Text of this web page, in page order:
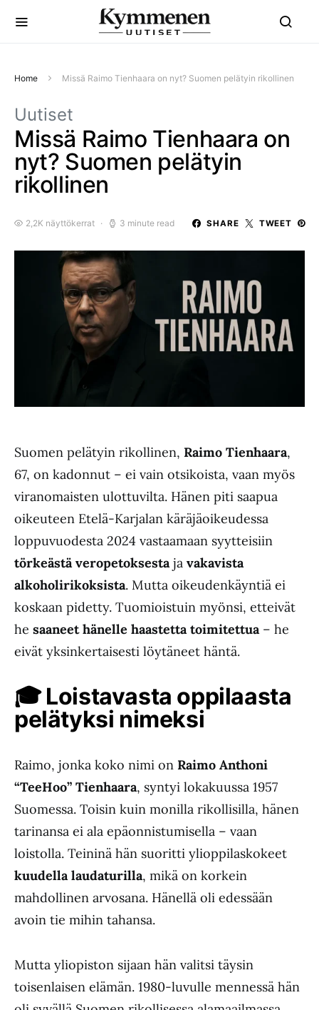
Home Missä Raimo Tienhaara on nyt? Suomen pelätyin rikollinen
Uutiset
Missä Raimo Tienhaara on
nyt? Suomen pelätyin
rikollinen
2,2K näyttökerrat 3 minute read SHARE TWEET
Suomen pelätyin rikollinen, Raimo Tienhaara,
67, on kadonnut – ei vain otsikoista, vaan myös
viranomaisten ulottuvilta. Hänen piti saapua
oikeuteen Etelä-Karjalan käräjäoikeudessa
loppuvuodesta 2024 vastaamaan syytteisiin
törkeästä veropetoksesta ja vakavista
alkoholirikoksista. Mutta oikeudenkäyntiä ei
koskaan pidetty. Tuomioistuin myönsi, etteivät
he saaneet hänelle haastetta toimitettua – he
eivät yksinkertaisesti löytäneet häntä.
🎓Loistavasta oppilaasta
pelätyksi nimeksi
Raimo, jonka koko nimi on Raimo Anthoni
“TeeHoo” Tienhaara, syntyi lokakuussa 1957
Suomessa. Toisin kuin monilla rikollisilla, hänen
tarinansa ei ala epäonnistumisella – vaan
loistolla. Teininä hän suoritti ylioppilaskokeet
kuudella laudaturilla, mikä on korkein
mahdollinen arvosana. Hänellä oli edessään
avoin tie mihin tahansa.
Mutta yliopiston sijaan hän valitsi täysin
toisenlaisen elämän. 1980-luvulle mennessä hän